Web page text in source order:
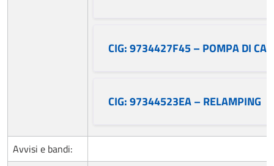
CIG: 9734427F45 – POMPA DI
CIG: 97344523EA – RELAMPING
Avvisi e bandi: